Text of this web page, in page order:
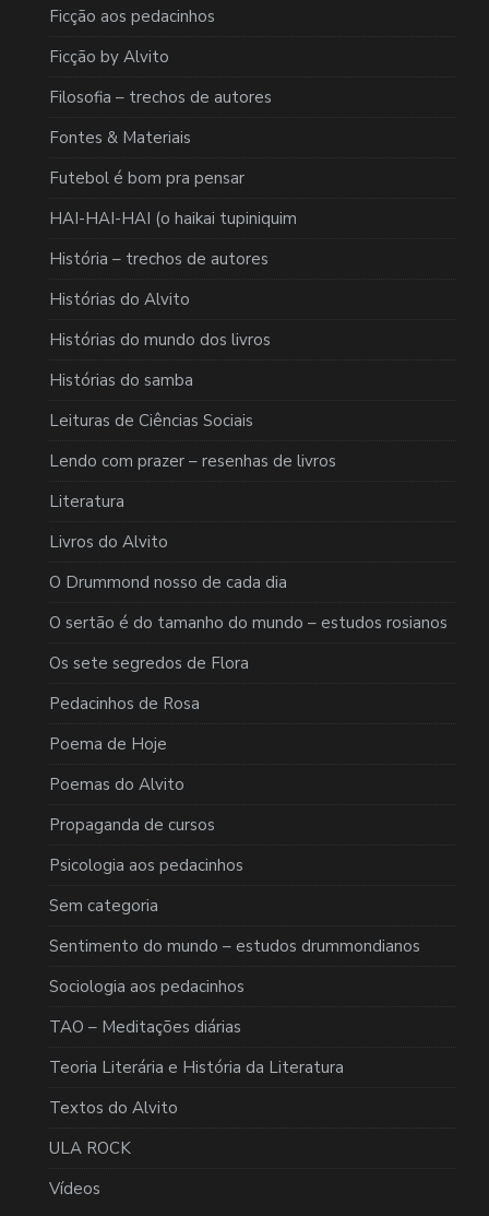
Ficção aos pedacinhos
Ficção by Alvito
Filosofia – trechos de autores
Fontes & Materiais
Futebol é bom pra pensar
HAI-HAI-HAI (o haikai tupiniquim
História – trechos de autores
Histórias do Alvito
Histórias do mundo dos livros
Histórias do samba
Leituras de Ciências Sociais
Lendo com prazer – resenhas de livros
Literatura
Livros do Alvito
O Drummond nosso de cada dia
O sertão é do tamanho do mundo – estudos rosianos
Os sete segredos de Flora
Pedacinhos de Rosa
Poema de Hoje
Poemas do Alvito
Propaganda de cursos
Psicologia aos pedacinhos
Sem categoria
Sentimento do mundo – estudos drummondianos
Sociologia aos pedacinhos
TAO – Meditações diárias
Teoria Literária e História da Literatura
Textos do Alvito
ULA ROCK
Vídeos